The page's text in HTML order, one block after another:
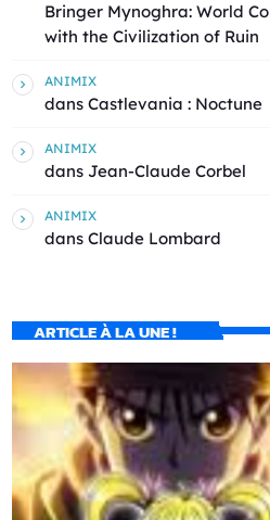
Bringer Mynoghra: World
with the Civilization of Ruin
ANIMIX
dans Castlevania : Noctune
ANIMIX
dans Jean-Claude Corbel
ANIMIX
dans Claude Lombard
ARTICLE À LA UNE !